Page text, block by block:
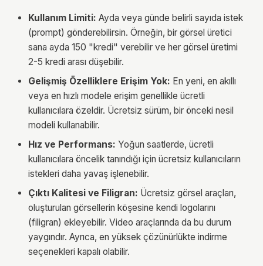
Kullanım Limiti: Ayda veya günde belirli sayıda istek
(prompt) gönderebilirsin. Örneğin, bir görsel üretici
sana ayda 150 "kredi" verebilir ve her görsel üretimi
2-5 kredi arası düşebilir.
Gelişmiş Özelliklere Erişim Yok: En yeni, en akıllı
veya en hızlı modele erişim genellikle ücretli
kullanıcılara özeldir. Ücretsiz sürüm, bir önceki nesil
modeli kullanabilir.
Hız ve Performans: Yoğun saatlerde, ücretli
kullanıcılara öncelik tanındığı için ücretsiz kullanıcıların
istekleri daha yavaş işlenebilir.
Çıktı Kalitesi ve Filigran: Ücretsiz görsel araçları,
oluşturulan görsellerin köşesine kendi logolarını
(filigran) ekleyebilir. Video araçlarında da bu durum
yaygındır. Ayrıca, en yüksek çözünürlükte indirme
seçenekleri kapalı olabilir.